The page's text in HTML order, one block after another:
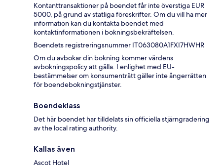
Kontanttransaktioner på boendet får inte överstiga EUR
5000, på grund av statliga föreskrifter. Om du vill ha mer
information kan du kontakta boendet med
kontaktinformationen i bokningsbekräftelsen.
Boendets registreringsnummer IT063080A1FXI7HWHR
Om du avbokar din bokning kommer värdens
avbokningspolicy att gälla. I enlighet med EU-
bestämmelser om konsumenträtt gäller inte ångerrätten
för boendebokningstjänster.
Boendeklass
Det här boendet har tilldelats sin officiella stjärngradering
av the local rating authority.
Kallas även
Ascot Hotel